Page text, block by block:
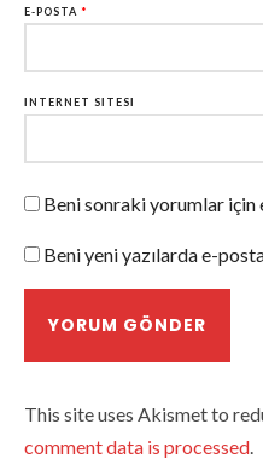
E-POSTA *
İNTERNET SITESI
Beni sonraki yorumlar
Beni yeni yazılarda e-
This site uses Akismet to
comment data is processed.